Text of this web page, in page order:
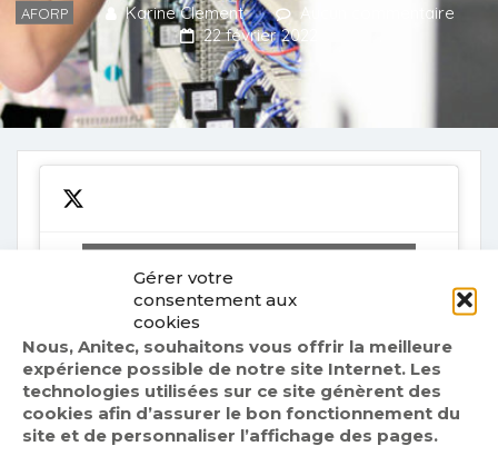
Gérer votre
consentement aux
cookies
Nous, Anitec, souhaitons vous offrir la meilleure
expérience possible de notre site Internet. Les
technologies utilisées sur ce site génèrent des
cookies afin d’assurer le bon fonctionnement du
site et de personnaliser l’affichage des pages.
AFORP Karine Clement Aucun commentaire
22 février 2022
Tweets by fr_anitec
Twitter
Politique de cookies
J’accepte